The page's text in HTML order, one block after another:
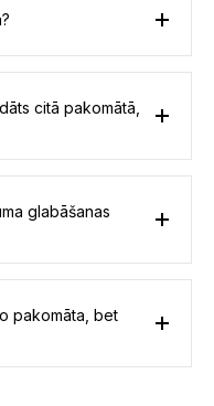
citā pakomātā,
glabāšanas
pakomāta, bet